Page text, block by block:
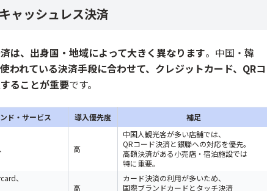
ャッシュレス決済
は、出身国・地域によって大きく異なります。中国・韓
われている決済手段に合わせて、クレジットカード、QRコ
ることが重要です。
ド・サービス 導入優先度 補足
高
中国人観光客が多い店舗では、
QRコード決済と銀聯への対応を優先。
高額決済がある小売店・宿泊施設では
特に重要。
、
高
カード決済の利用が多いため、
国際ブランドカードとタッチ決済